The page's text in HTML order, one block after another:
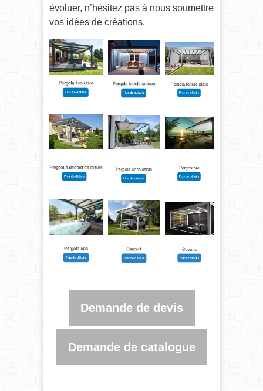
évoluer, n’hésitez pas à nous soumettre
vos idées de créations.
Demande de devis
Demande de catalogue